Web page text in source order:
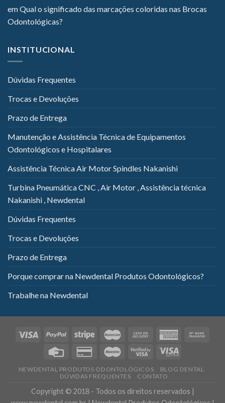
emQual o significado das marcações coloridas nas Brocas
Odontológicas?
INSTITUCIONAL
Dúvidas Frequentes
Trocas e Devoluções
Prazo de Entrega
Manutenção e Assistência Técnica de Equipamentos
Odontológicos e Hospitalares
Assistência Técnica Air Motor Spindles Nakanishi
Turbina Pneumática CNC , Air Motor , Assistência técnica
Nakanishi , Newdental
Dúvidas Frequentes
Trocas e Devoluções
Prazo de Entrega
Porque comprar na Newdental Produtos Odontológicos?
Trabalhe na Newdental
NEWDENTAL PRODUTOS ODONTOLÓGICOS
BLOG DENTAL
DÚVIDAS FREQUENTES
CONTATO
Copyright © 2018 - Todos os direitos reservados |